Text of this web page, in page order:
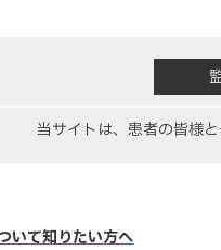
当サイトは、患者の皆様
いて知りたい方へ